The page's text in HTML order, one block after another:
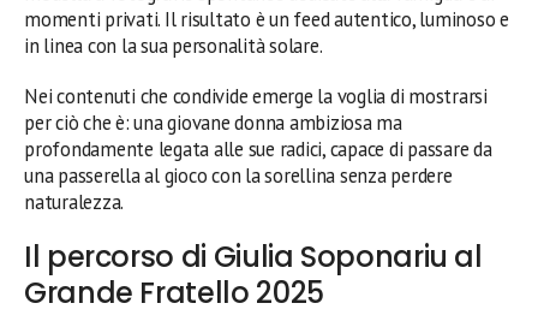
momenti privati. Il risultato è un feed autentico, luminoso e
in linea con la sua personalità solare.
Nei contenuti che condivide emerge la voglia di mostrarsi
per ciò che è: una giovane donna ambiziosa ma
profondamente legata alle sue radici, capace di passare da
una passerella al gioco con la sorellina senza perdere
naturalezza.
Il percorso di Giulia Soponariu al
Grande Fratello 2025